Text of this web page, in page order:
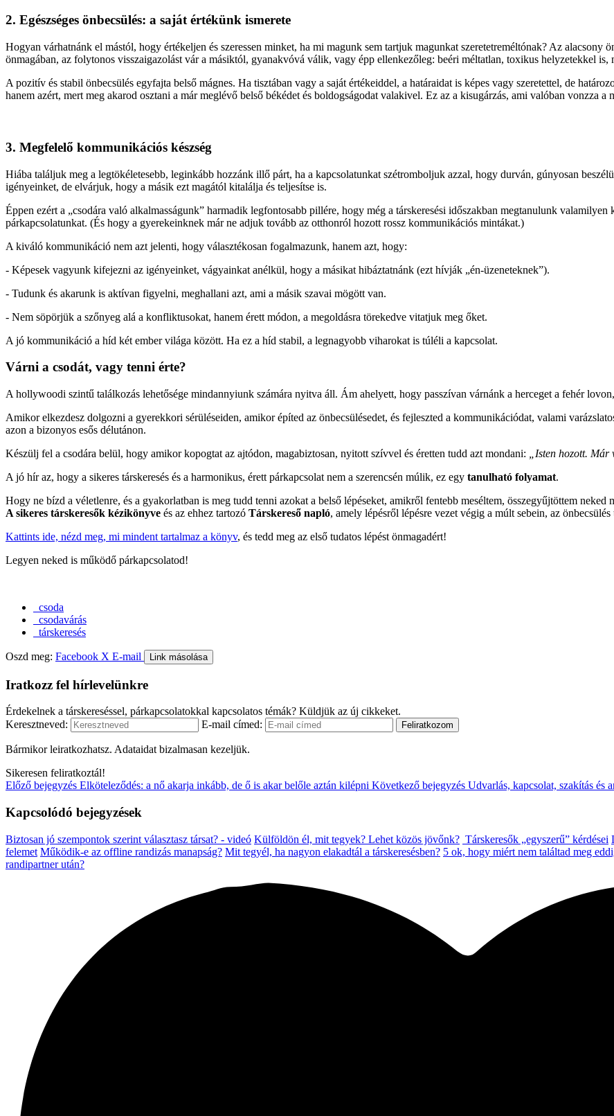
2. Egészséges önbecsülés: a saját értékünk ismerete
Hogyan várhatnánk el mástól, hogy értékeljen és szeressen minket, ha mi magunk sem tartjuk magunkat szeretetreméltónak? Az alacsony
önmagában, az folytonos visszaigazolást vár a másiktól, gyanakvóvá válik, vagy épp ellenkezőleg: beéri méltatlan, toxikus helyzetekkel is,
A pozitív és stabil önbecsülés egyfajta belső mágnes. Ha tisztában vagy a saját értékeiddel, a határaidat is képes vagy szeretettel, de
hanem azért, mert meg akarod osztani a már meglévő belső békédet és boldogságodat valakivel. Ez az a kisugárzás, ami valóban vonzza a
3. Megfelelő kommunikációs készség
Hiába találjuk meg a legtökéletesebb, leginkább hozzánk illő párt, ha a kapcsolatunkat szétromboljuk azzal, hogy durván, gúnyosan
igényeinket, de elvárjuk, hogy a másik ezt magától kitalálja és teljesítse is.
Éppen ezért a „csodára való alkalmasságunk” harmadik legfontosabb pillére, hogy még a társkeresési időszakban megtanulunk
párkapcsolatunkat. (És hogy a gyerekeinknek már ne adjuk tovább az otthonról hozott rossz kommunikációs mintákat.)
A kiváló kommunikáció nem azt jelenti, hogy választékosan fogalmazunk, hanem azt, hogy:
- Képesek vagyunk kifejezni az igényeinket, vágyainkat anélkül, hogy a másikat hibáztatnánk (ezt hívják „én-üzeneteknek”).
- Tudunk és akarunk is aktívan figyelni, meghallani azt, ami a másik szavai mögött van.
- Nem söpörjük a szőnyeg alá a konfliktusokat, hanem érett módon, a megoldásra törekedve vitatjuk meg őket.
A jó kommunikáció a híd két ember világa között. Ha ez a híd stabil, a legnagyobb viharokat is túléli a kapcsolat.
Várni a csodát, vagy tenni érte?
A hollywoodi szintű találkozás lehetősége mindannyiunk számára nyitva áll. Ám ahelyett, hogy passzívan várnánk a herceget a fehér
Amikor elkezdesz dolgozni a gyerekkori sérüléseiden, amikor építed az önbecsülésedet, és fejleszted a kommunikációdat, valami
azon a bizonyos esős délutánon.
Készülj fel a csodára belül, hogy amikor kopogtat az ajtódon, magabiztosan, nyitott szívvel és éretten tudd azt mondani:
„Isten hozott.
A jó hír az, hogy a sikeres társkeresés és a harmonikus, érett párkapcsolat nem a szerencsén múlik, ez egy tanulható folyamat.
Hogy ne bízd a véletlenre, és a gyakorlatban is meg tudd tenni azokat a belső lépéseket, amikről fentebb meséltem, összegyűjtöttem neked
A sikeres társkeresők kézikönyve és az ehhez tartozó Társkereső napló, amely lépésről lépésre vezet végig a múlt sebein, az
Kattints ide, nézd meg, mi mindent tartalmaz a könyv, és tedd meg az első tudatos lépést önmagadért!
Legyen neked is működő párkapcsolatod!
csoda
csodavárás
társkeresés
Oszd meg: Facebook X E-mail Link másolása
Iratkozz fel hírlevelünkre
Érdekelnek a társkereséssel, párkapcsolatokkal kapcsolatos témák? Küldjük az új cikkeket.
Keresztneved:
E-mail címed:
Bármikor leiratkozhatsz. Adataidat bizalmasan kezeljük.
Sikeresen feliratkoztál!
Előző bejegyzés Elköteleződés: a nő akarja inkább, de ő is akar belőle aztán kilépni Következő bejegyzés Udvarlás, kapcsolat, szakítás és
Kapcsolódó bejegyzések
Biztosan jó szempontok szerint választasz társat? - videó Külföldön él, mit tegyek? Lehet közös jövőnk? Társkeresők „egyszerű” kérdései
felemet Működik-e az offline randizás manapság? Mit tegyél, ha nagyon elakadtál a társkeresésben? 5 ok, hogy miért nem találtad meg
randipartner után?